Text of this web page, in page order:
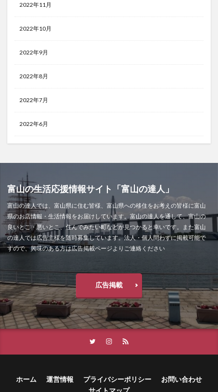
2022年11月
2022年10月
2022年9月
2022年8月
2022年7月
2022年6月
富山の生活応援情報サイト「富山の達人」
富山の達人では、富山県に住む皆様、富山県への移住をお考えの皆様に富山
県のお店情報・生活情報をお届けしています。富山の達人を通して、富山の
良いとこ・悪いとこ、住んでみたい町などが見つかると幸いです。また富山
の達人では広告主様を随時募集しています。法人・個人問わずに掲載可能で
すので、興味のある方は広告掲載ページよりご連絡ください
広告掲載
ホーム 運営情報 プライバシーポリシー
お問い合わせ
サイトマップ